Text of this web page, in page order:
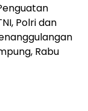
Polri dan
Rabu